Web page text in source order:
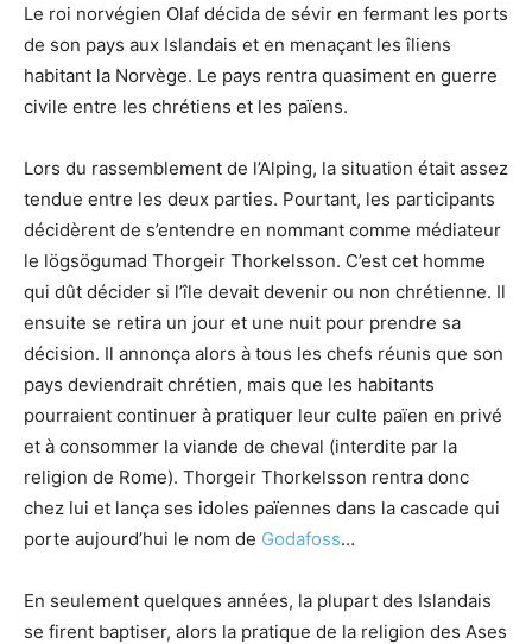
Le roi norvégien Olaf décida de sévir en fermant les ports
de son pays aux Islandais et en menaçant les îliens
habitant la Norvège. Le pays rentra quasiment en guerre
civile entre les chrétiens et les païens.
Lors du rassemblement de l’Alping, la situation était assez
tendue entre les deux parties. Pourtant, les participants
décidèrent de s’entendre en nommant comme médiateur
le lögsögumad Thorgeir Thorkelsson. C’est cet homme
qui dût décider si l’île devait devenir ou non chrétienne. Il
ensuite se retira un jour et une nuit pour prendre sa
décision. Il annonça alors à tous les chefs réunis que son
pays deviendrait chrétien, mais que les habitants
pourraient continuer à pratiquer leur culte païen en privé
et à consommer la viande de cheval (interdite par la
religion de Rome). Thorgeir Thorkelsson rentra donc
chez lui et lança ses idoles païennes dans la cascade qui
porte aujourd’hui le nom de Godafoss…
En seulement quelques années, la plupart des Islandais
se firent baptiser, alors la pratique de la religion des Ases